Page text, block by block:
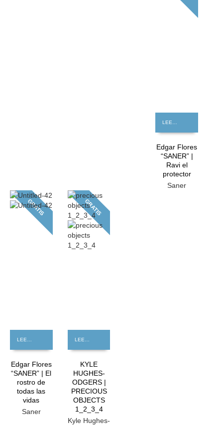
Edgar Flores
“SANER” |
Ravi el
protector
Saner
GRATIS
Edgar Flores
“SANER” | El
rostro de
todas las
vidas
Saner
GRATIS
KYLE
HUGHES-
ODGERS |
PRECIOUS
OBJECTS
1_2_3_4
Kyle Hughes-